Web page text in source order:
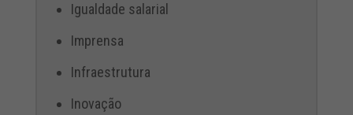
Igualdade salarial
Imprensa
Infraestrutura
Inovação